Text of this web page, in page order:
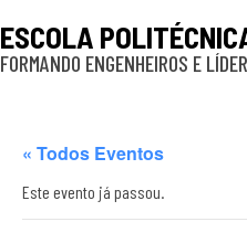
ESCOLA
FORMANDO ENGENHEIROS E
« Todos Eventos
Este evento já passou.